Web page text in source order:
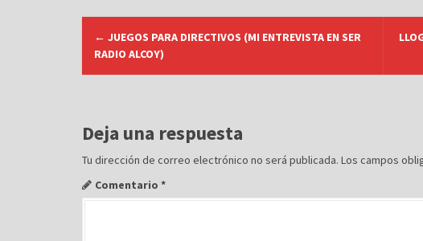
v
a
c
i
ó
← JUEGOS PARA DIRECTIVOS (MI ENTREVISTA EN SER
RADIO ALCOY)
Deja una respuesta
Tu dirección de correo electrónico no será publicada. Los campos
Comentario *